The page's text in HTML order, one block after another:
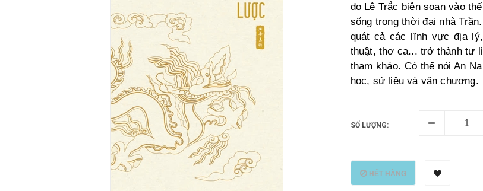
do Lê Trắc biên soạn vào
sống trong thời đại nhà
quát cả các lĩnh vực địa
thuật, thơ ca... trở thành tư
tham khảo. Có thể nói An
học, sử liệu và văn chương.
SỐ LƯỢNG:
HẾT HÀNG